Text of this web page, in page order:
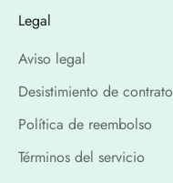
Legal
Aviso legal
Desistimiento de contrato
Política de reembolso
Términos del servicio